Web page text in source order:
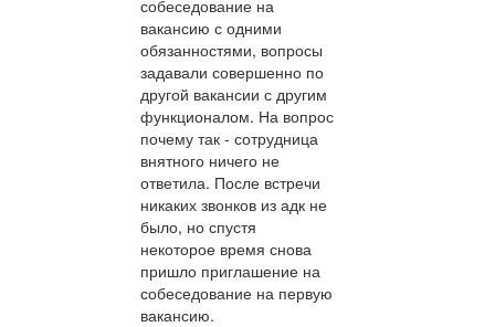
собеседование на
вакансию с одними
обязанностями, вопросы
задавали совершенно по
другой вакансии с другим
функционалом. На вопрос
почему так - сотрудница
внятного ничего не
ответила. После встречи
никаких звонков из адк не
было, но спустя
некоторое время снова
пришло приглашение на
собеседование на первую
вакансию.